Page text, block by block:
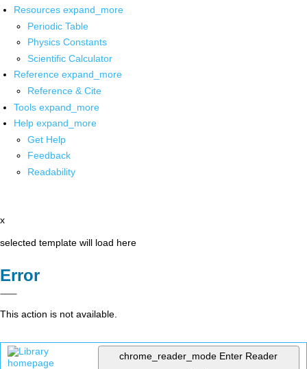
Resources expand_more
Periodic Table
Physics Constants
Scientific Calculator
Reference expand_more
Reference & Cite
Tools expand_more
Help expand_more
Get Help
Feedback
Readability
x
selected template will load here
Error
This action is not available.
chrome_reader_mode Enter Reader